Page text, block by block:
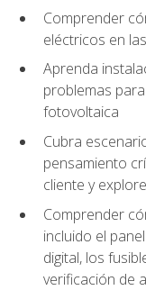
Comprender
eléctricos en
Aprenda
problemas
fotovoltaica
Cubra
pensamiento
cliente y
Comprender
incluido el
digital, los
verificación de